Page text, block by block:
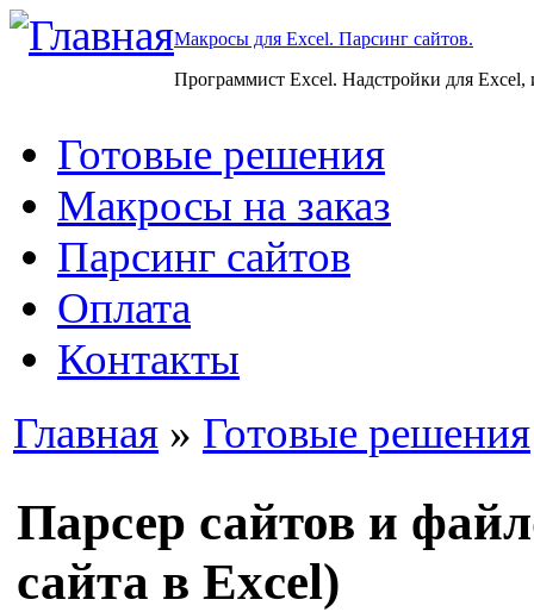
Макросы для Excel. Парсинг сайтов.
Программист Excel. Надстройки для Excel,
Готовые решения
Макросы на заказ
Парсинг сайтов
Оплата
Контакты
Главная » Готовые решения
Парсер сайтов и
сайта в Excel)